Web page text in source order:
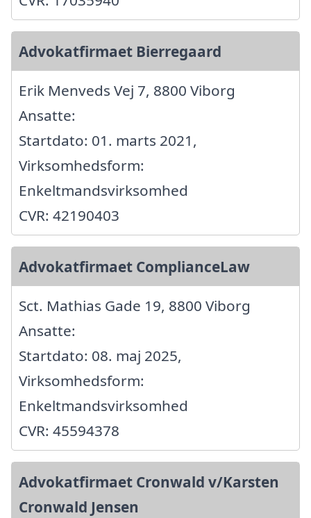
Advokatfirmaet Bierregaard
Erik Menveds Vej 7, 8800 Viborg
Ansatte:
Startdato: 01. marts 2021,
Virksomhedsform:
Enkeltmandsvirksomhed
CVR: 42190403
Advokatfirmaet ComplianceLaw
Sct. Mathias Gade 19, 8800 Viborg
Ansatte:
Startdato: 08. maj 2025,
Virksomhedsform:
Enkeltmandsvirksomhed
CVR: 45594378
Advokatfirmaet Cronwald v/Karsten
Cronwald Jensen